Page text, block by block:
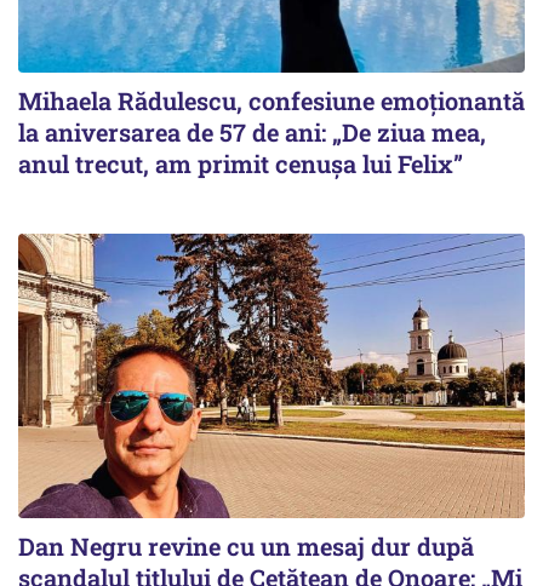
Mihaela Rădulescu, confesiune emoționantă
la aniversarea de 57 de ani: „De ziua mea,
anul trecut, am primit cenușa lui Felix”
Dan Negru revine cu un mesaj dur după
scandalul titlului de Cetățean de Onoare: „Mi